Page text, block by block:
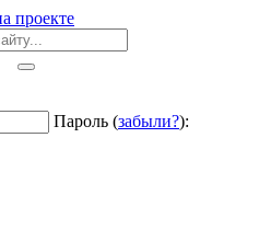
проекте
Пароль (забыли?):